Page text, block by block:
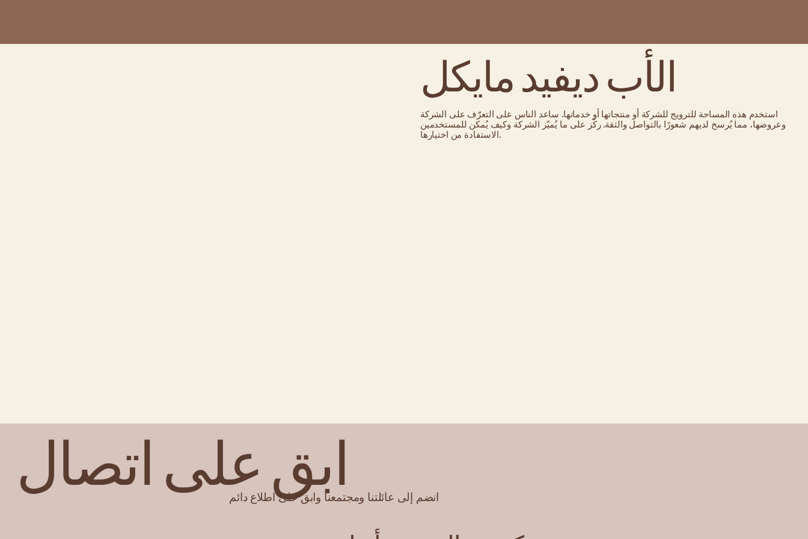
الأب ديفيد مايكل
استخدم هذه المساحة للترويج للشركة أو منتجاتها أو خدماتها. ساعد الناس على التعرّف على الشركة
وعروضها، مما يُرسخ لديهم شعورًا بالتواصل والثقة. ركّز على ما يُميّز الشركة وكيف يُمكن للمستخدمين
الاستفادة من اختيارها.
ابق على اتصال
انضم إلى عائلتنا ومجتمعنا وابق على اطلاع دائم